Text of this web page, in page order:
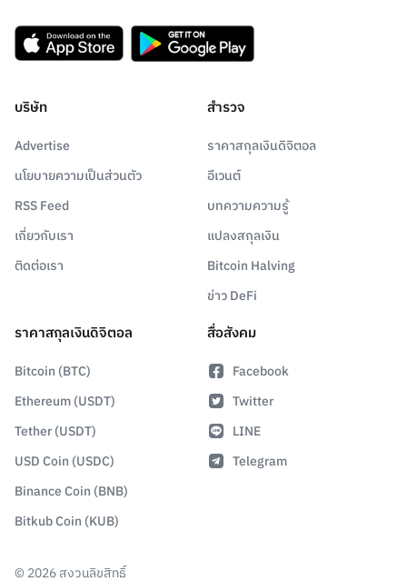
บริษัท
Advertise
นโยบายความเป็นส่วนตัว
RSS Feed
เกี่ยวกับเรา
ติดต่อเรา
สำรวจ
ราคาสกุลเงินดิจิตอล
อีเวนต์
บทความความรู้
แปลงสกุลเงิน
Bitcoin Halving
ข่าว DeFi
ราคาสกุลเงินดิจิตอล
Bitcoin (BTC)
Ethereum (USDT)
Tether (USDT)
USD Coin (USDC)
Binance Coin (BNB)
Bitkub Coin (KUB)
สื่อสังคม
Facebook
Twitter
LINE
Telegram
© 2026สงวนลิขสิทธิ์